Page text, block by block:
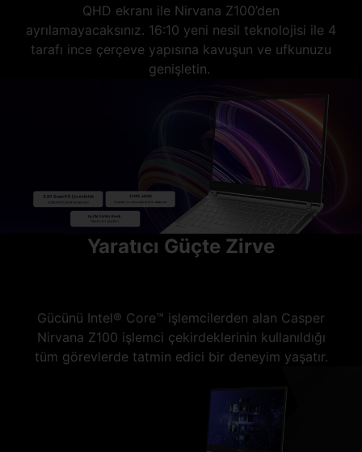
QHD ekranı ile Nirvana Z100’den
ayrılamayacaksınız. 16:10 yeni nesil teknolojisi ile 4
tarafı ince çerçeve yapısına kavuşun ve ufkunuzu
genişletin.
Yaratıcı Güçte Zirve
Gücünü Intel® Core™ işlemcilerden alan Casper
Nirvana Z100 işlemci çekirdeklerinin kullanıldığı
tüm görevlerde tatmin edici bir deneyim yaşatır.